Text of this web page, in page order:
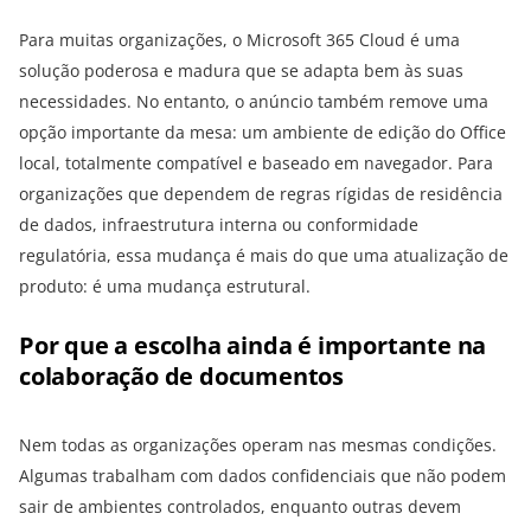
Para muitas organizações, o Microsoft 365 Cloud é uma
solução poderosa e madura que se adapta bem às suas
necessidades. No entanto, o anúncio também remove uma
opção importante da mesa: um ambiente de edição do Office
local, totalmente compatível e baseado em navegador. Para
organizações que dependem de regras rígidas de residência
de dados, infraestrutura interna ou conformidade
regulatória, essa mudança é mais do que uma atualização de
produto: é uma mudança estrutural.
Por que a escolha ainda é importante na
colaboração de documentos
Nem todas as organizações operam nas mesmas condições.
Algumas trabalham com dados confidenciais que não podem
sair de ambientes controlados, enquanto outras devem